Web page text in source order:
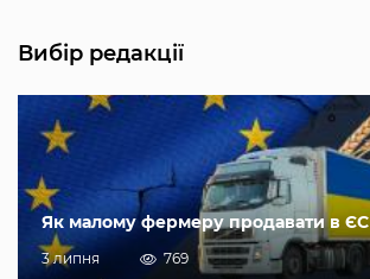
Вибір редакції
Як малому фермеру продавати в ЄС
3 липня 769